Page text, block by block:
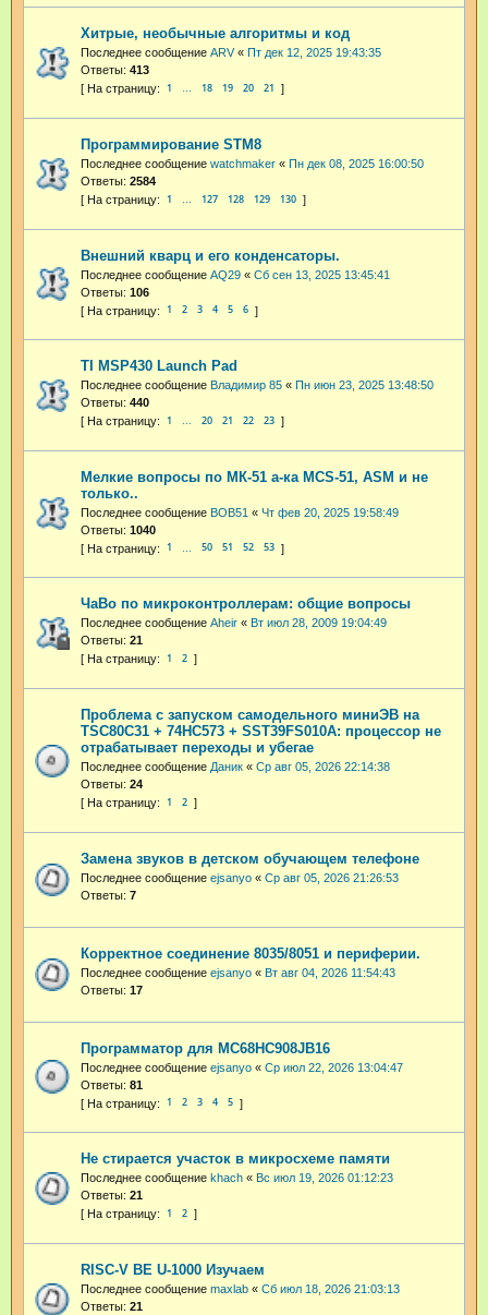
Хитрые, необычные алгоритмы и код
Последнее сообщение ARV« Пт дек 12, 2025 19:43:35
Ответы: 413
1 … 18 19 20 21
Программирование STM8
Последнее сообщение watchmaker « Пн дек 08, 2025 16:00:50
Ответы: 2584
1 … 127 128 129 130
Внешний кварц и его конденсаторы.
Последнее сообщение AQ29 « Сб сен 13, 2025 13:45:41
Ответы: 106
1 2 3 4 5 6
TI MSP430 Launch Pad
Последнее сообщение Владимир 85 « Пн июн 23, 2025 13:48:50
Ответы: 440
1 … 20 21 22 23
Мелкие вопросы по МК-51 а-ка MCS-51, ASM и не
только..
Последнее сообщение BOB51 « Чт фев 20, 2025 19:58:49
Ответы: 1040
1 50 51 52 53
ЧаВо по микроконтроллерам: общие вопросы
Последнее сообщение Aheir « Вт июл 28, 2009 19:04:49
Ответы: 21
1 2
Проблема с запуском самодельного миниЭВ на
TSC80C31 + 74HC573 + SST39FS010A: процессор не
отрабатывает переходы и убегае
Последнее сообщение Даник « Ср авг 05, 2026 22:14:38
Ответы: 24
1 2
Замена звуков в детском обучающем телефоне
Последнее сообщение ejsanyo « Ср авг 05, 2026 21:26:53
Ответы: 7
Корректное соединение 8035/8051 и периферии.
Последнее сообщение ejsanyo « Вт авг 04, 2026 11:54:43
Ответы: 17
Программатор для MC68HC908JB16
Последнее сообщение ejsanyo « Ср июл 22, 2026 13:04:47
Ответы: 81
1 2 3 4 5
Не стирается участок в микросхеме памяти
Последнее сообщение khach « Вс июл 19, 2026 01:12:23
Ответы: 21
1 2
RISC-V BE U-1000 Изучаем
Последнее сообщение maxlab « Сб июл 18, 2026 21:03:13
Ответы: 21